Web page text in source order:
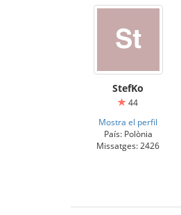
StefKo
44
Mostra el perfil
País: Polònia
Missatges: 2426